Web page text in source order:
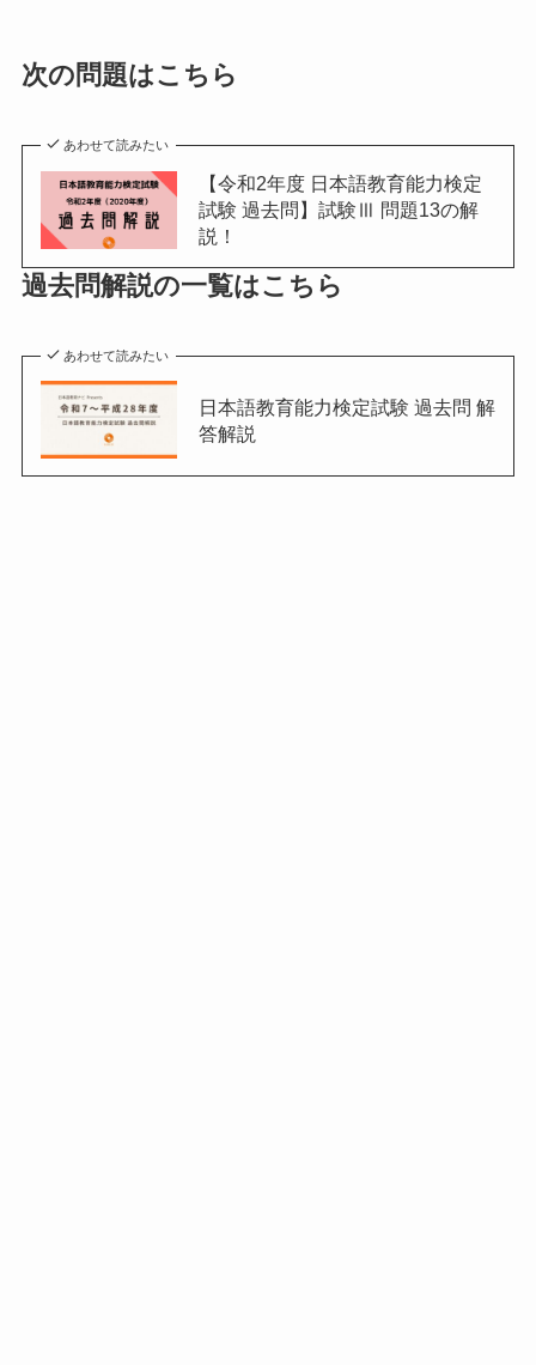
次の問題はこちら
あわせて読みたい
【令和2年度 日本語教育能力検定
試験 過去問】試験Ⅲ 問題13の解
説！
過去問解説の一覧はこちら
あわせて読みたい
日本語教育能力検定試験 過去問 解
答解説